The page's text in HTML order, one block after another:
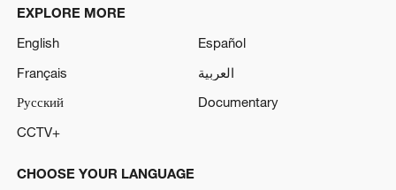
EXPLORE MORE
English
Español
Français
العربية
Русский
Documentary
CCTV+
CHOOSE YOUR LANGUAGE